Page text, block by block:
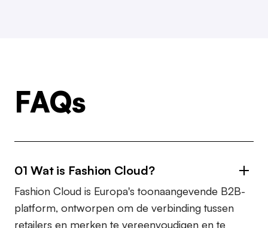
FAQs
01 Wat is Fashion Cloud?
Fashion Cloud is Europa's toonaangevende B2B-
platform, ontworpen om de verbinding tussen
retailers en merken te vereenvoudigen en te